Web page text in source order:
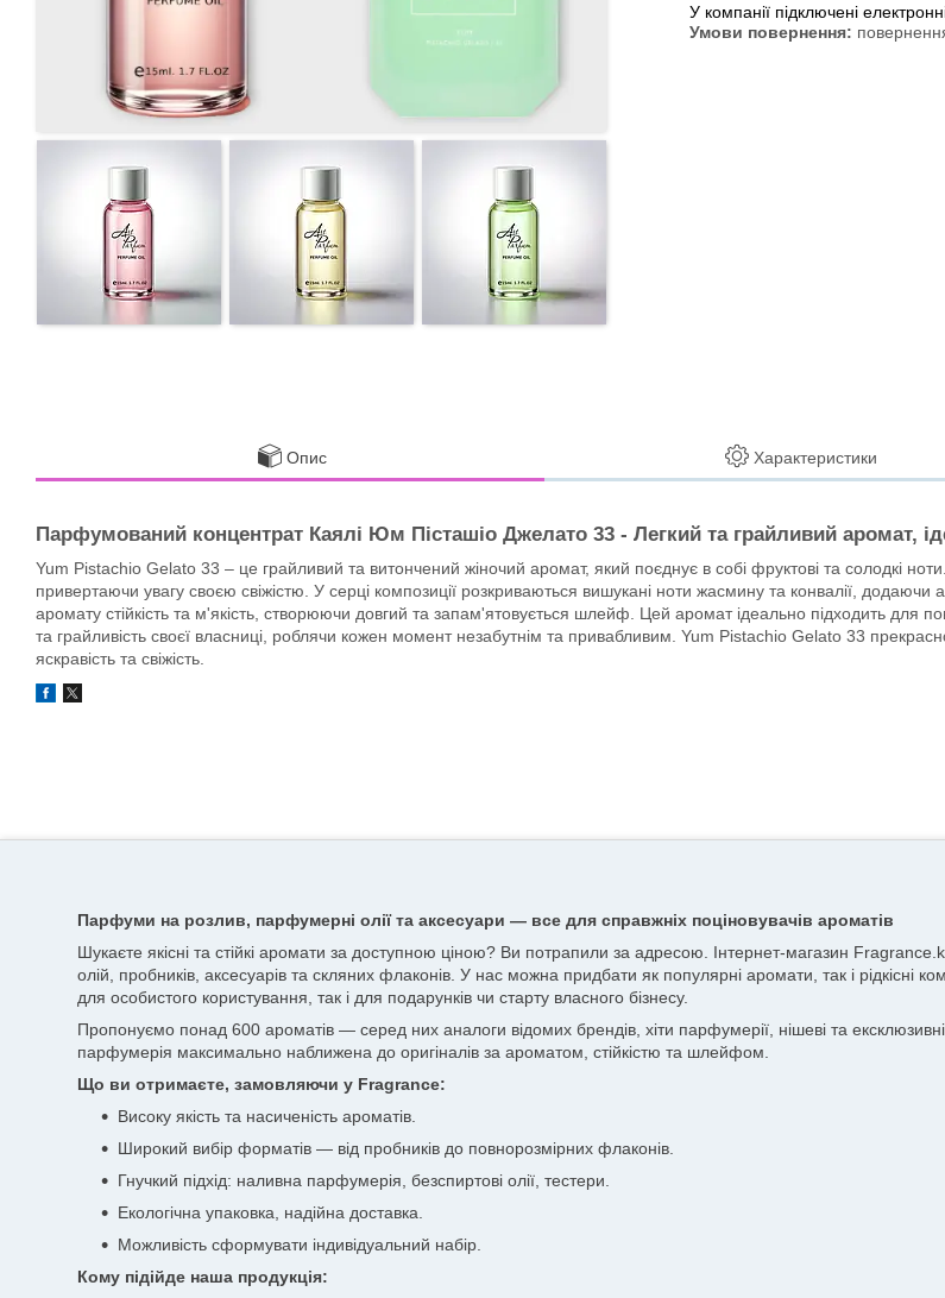
У компанії підключені
Опис Характеристики
Парфумований концентрат Каялі Юм Пісташіо Джелато 33 - Легкий та грайливий аромат,
Yum Pistachio Gelato 33 – це грайливий та витончений жіночий аромат, який поєднує в собі фруктові та солодкі
привертаючи увагу своєю свіжістю. У серці композиції розкриваються вишукані ноти жасмину та конвалії, додаючи
аромату стійкість та м'якість, створюючи довгий та запам'ятовується шлейф. Цей аромат ідеально підходить для
та грайливість своєї власниці, роблячи кожен момент незабутнім та привабливим. Yum Pistachio Gelato 33
яскравість та свіжість.
Парфуми на розлив, парфумерні олії та аксесуари — все для справжніх поціновувачів ароматів
Шукаєте якісні та стійкі аромати за доступною ціною? Ви потрапили за адресою. Інтернет-магазин
олій, пробників, аксесуарів та скляних флаконів. У нас можна придбати як популярні аромати, так і рідкісні
для особистого користування, так і для подарунків чи старту власного бізнесу.
Пропонуємо понад 600 ароматів — серед них аналоги відомих брендів, хіти парфумерії, нішеві та
парфумерія максимально наближена до оригіналів за ароматом, стійкістю та шлейфом.
Що ви отримаєте, замовляючи у Fragrance:
Високу якість та насиченість ароматів.
Широкий вибір форматів — від пробників до повнорозмірних флаконів.
Гнучкий підхід: наливна парфумерія, безспиртові олії, тестери.
Екологічна упаковка, надійна доставка.
Можливість сформувати індивідуальний набір.
Кому підійде наша продукція: